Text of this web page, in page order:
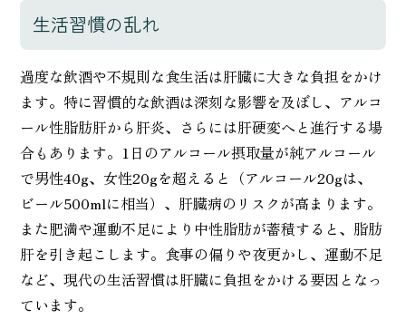
生活習慣の乱れ
過度な飲酒や不規則な食生活は肝臓に大きな負担をかけ
ます。特に習慣的な飲酒は深刻な影響を及ぼし、アルコ
ール性脂肪肝から肝炎、さらには肝硬変へと進行する場
合もあります。1日のアルコール摂取量が純アルコール
で男性40g、女性20gを超えると（アルコール20gは、
ビール500mlに相当）、肝臓病のリスクが高まります。
また肥満や運動不足により中性脂肪が蓄積すると、脂肪
肝を引き起こします。食事の偏りや夜更かし、運動不足
など、現代の生活習慣は肝臓に負担をかける要因となっ
ています。